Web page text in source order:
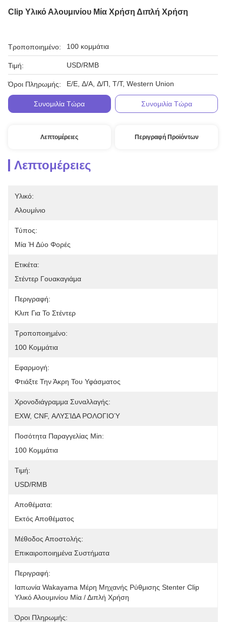
Clip Υλικό Αλουμινίου Μία Χρήση Διπλή Χρήση
Τροποποιημένο: 100 κομμάτια
Τιμή: USD/RMB
Όροι Πληρωμής: Ε/Ε, Δ/Α, Δ/Π, Τ/Τ, Western Union
Συνομιλία Τώρα Συνομιλία Τώρα
Λεπτομέρειες Περιγραφή Προϊόντων
Λεπτομέρειες
Υλικό:
Αλουμίνιο
Τύπος:
Μία Ή Δύο Φορές
Ετικέτα:
Στέντερ Γουακαγιάμα
Περιγραφή:
Κλιπ Για Το Στέντερ
Τροποποιημένο:
100 Κομμάτια
Εφαρμογή:
Φτιάξτε Την Άκρη Του Υφάσματος
Χρονοδιάγραμμα Συναλλαγής:
EXW, CNF, ΑΛΥΣΊΔΑ ΡΟΛΟΓΙΟΎ
Ποσότητα Παραγγελίας Min:
100 Κομμάτια
Τιμή:
USD/RMB
Αποθέματα:
Εκτός Αποθέματος
Μέθοδος Αποστολής:
Επικαιροποιημένα Συστήματα
Περιγραφή:
Ιαπωνία Wakayama Μέρη Μηχανής Ρύθμισης Stenter Clip
Υλικό Αλουμινίου Μία / Διπλή Χρήση
Όροι Πληρωμής: